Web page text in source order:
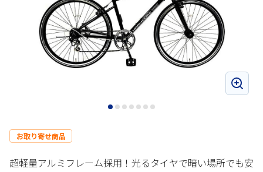
お取り寄せ商品
超軽量アルミフレーム採用！光るタイヤで暗い場所でも安